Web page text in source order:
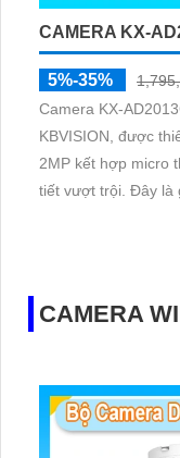
CAMERA KX-
5%-35%
Camera
KBVISION, được
2MP kết hợp micro
tiết vượt trội. Đây là giải pháp giám sát đáng tin cậy cho
CAMERA